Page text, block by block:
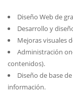
Diseño Web de
Desarrollo y
Mejoras visuales
Administración
contenidos).
Diseño de base
información.